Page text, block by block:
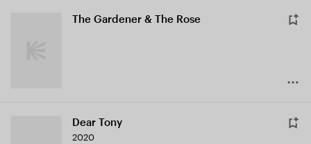
The Gardener & The Rose
Dear Tony
2020